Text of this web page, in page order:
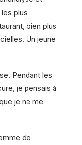
plus
bien plus
Un jeune
Pendant les
je pensais à
je ne me
de